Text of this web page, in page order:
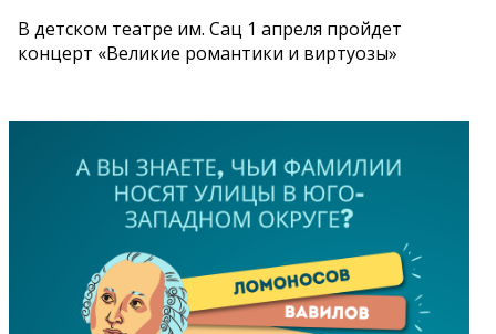
В детском театре им. Сац 1 апреля пройдет
концерт «Великие романтики и виртуозы»